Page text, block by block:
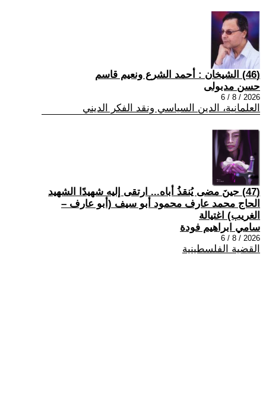
(46) الشيخان : أحمد الشرع ونعيم قاسم
حسن مدبولى
2026 / 8 / 6
العلمانية، الدين السياسي ونقد الفكر الديني
(47) حينَ مضى يُنقذُ أباه... ارتقى إليه شهيدًا الشهيد
الحاج محمد عارف محمود أبو سيف (أبو عارف –
الغريب) اغتيالة
سامي ابراهيم فودة
2026 / 8 / 6
القضية الفلسطينية